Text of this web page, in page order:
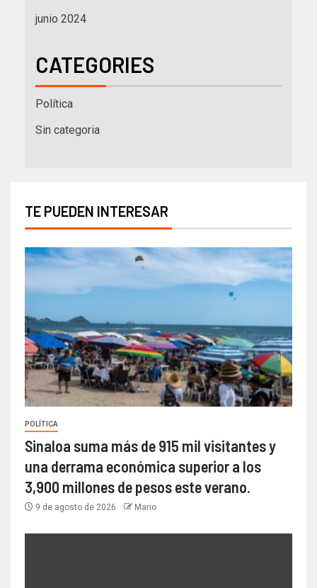
junio 2024
CATEGORIES
Política
Sin categoria
TE PUEDEN INTERESAR
POLÍTICA
Sinaloa suma más de 915 mil visitantes y
una derrama económica superior a los
3,900 millones de pesos este verano.
9 de agosto de 2026 Mario